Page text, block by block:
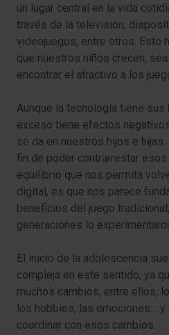
un lugar central en la vida
través de la televisión,
videojuegos, entre otros. Esto
que nuestros niños crecen,
encontrar el atractivo a los
Aunque la tecnología tiene
exceso tiene efectos
se da en nuestros hijos e
fin de poder contrarrestar
equilibrio que nos permita
digital, es que nos parece
beneficios del juego
generaciones lo
El inicio de la adolescencia
compleja en este sentido, ya
muchos cambios, entre ellos,
los hobbies, las emociones…
coordinar con esos cambios.